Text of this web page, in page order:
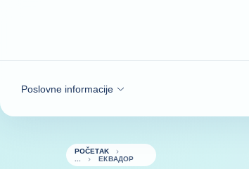
Poslovne informacije
POČETAK
ЕКВАДОР